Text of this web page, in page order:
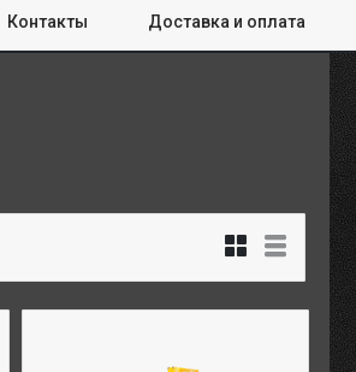
Контакты Доставка и оплата